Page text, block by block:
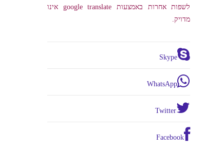
לשפות אחרות באמצעות google translate אינו
מדויק.
Skype
WhatsApp
Twitter
Facebook